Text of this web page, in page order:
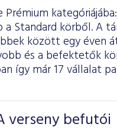
Standard körből. A
között egy éven
és a befektetők
így már 17 vállalat
verseny befutói